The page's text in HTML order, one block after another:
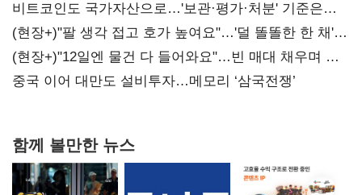
비트코인도 국가자산으로…'보관·평가·처분' 기준은
숙제
(현장+)"팔 생각 접고 호가 높여요"…'덜 똘똘한 한 채'
20억 키맞추기
(현장+)"12일엔 물건 다 들어와요"…빈 매대 채우며 문
연 홈플러스
중국 이어 대만도 설비투자…메모리 ‘삼국전쟁’
함께 볼만한 뉴스